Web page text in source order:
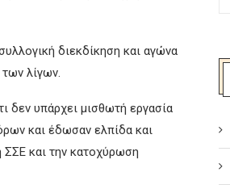
διεκδίκηση και αγώνα
λίγων.
δεν υπάρχει μισθωτή εργασία
και έδωσαν ελπίδα και
και την κατοχύρωση